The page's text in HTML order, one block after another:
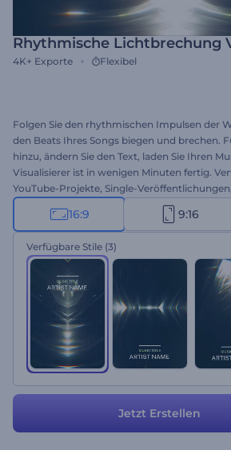
Rhythmische Lichtbrechung
4K+ Exporte Flexibel
Folgen Sie den rhythmischen Impulsen der
den Beats Ihres Songs biegen und brechen.
hinzu, ändern Sie den Text, laden Sie Ihren
Visualisierer ist in wenigen Minuten fertig.
YouTube-Projekte, Single-
vieles mehr. Machen Sie sich diese Vorlage
16:9 9:16
Verfügbare Stile (3)
Jetzt Erstellen